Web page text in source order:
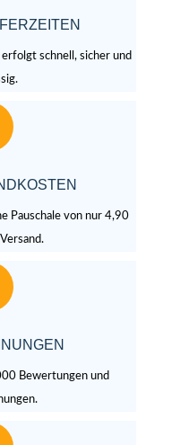
schnell, sicher und
Pauschale von nur 4,90
Bewertungen und